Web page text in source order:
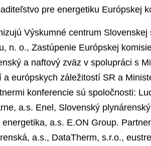
pre energetiku Európskej
Výskumné centrum Slovenskej
n. o., Zastúpenie Európskej
a naftový zväz v spolupráci s
a európskych záležitostí SR a
konferencie sú spoločnosti:
a.s. Enel, Slovenský
a.s. E.ON Group.
a.s., DataTherm, s.r.o.,